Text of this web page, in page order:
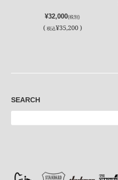
¥32,000(税別)
( 税込¥35,200 )
SEARCH